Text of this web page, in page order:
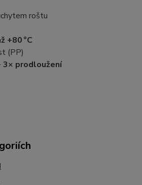
roštu
+80 °C
(PP)
3× prodloužení